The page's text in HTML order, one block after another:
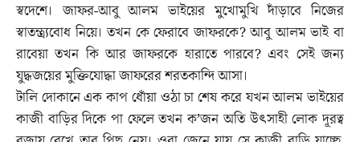
স্বদেশে। জাফর-আবু আলম ভাইয়ের মুখোমুখি দাঁড়াবে নিজের
স্বাতন্ত্র্যবোধ নিয়ে। তখন কে ফেরাবে জাফরকে? আবু আলম ভাই বা
রাবেয়া তখন কি আর জাফরকে হারাতে পারবে? এবং সেই জন্য
যুদ্ধজয়ের মুক্তিযোদ্ধা জাফরের শরতকান্দি আসা।
টালি দোকানে এক কাপ ধোঁয়া ওঠা চা শেষ করে যখন আলম ভাইয়ের
কাজী বাড়ির দিকে পা ফেলে তখন ক’জন অতি উৎসাহী লোক দূরত্ব